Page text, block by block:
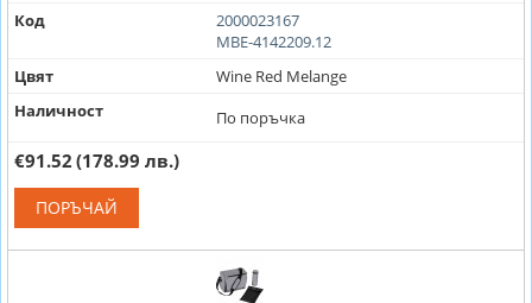
Код
2000023167
MBE-4142209.12
Цвят
Wine Red Melange
Наличност
По поръчка
€91.52 (178.99 лв.)
ПОРЪЧАЙ